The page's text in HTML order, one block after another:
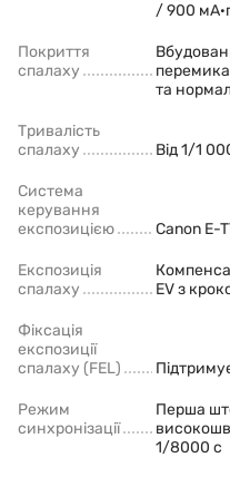
/ 900
Покриття
спалаху
та
Тривалість
спалаху
Від 1/1
Система
керування
експозицією
Canon E-
Експозиція
спалаху
EV з
Фіксація
експозиції
спалаху (FEL)
Режим
синхронізації
Перша
1/8000 с